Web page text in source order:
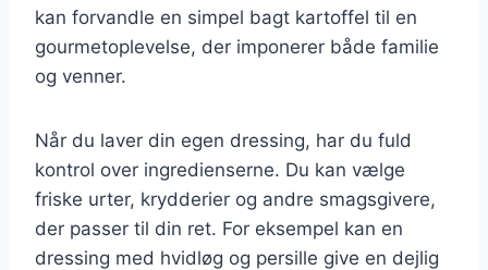
kan forvandle en simpel bagt kartoffel til en
gourmetoplevelse, der imponerer både familie
og venner.
Når du laver din egen dressing, har du fuld
kontrol over ingredienserne. Du kan vælge
friske urter, krydderier og andre smagsgivere,
der passer til din ret. For eksempel kan en
dressing med hvidløg og persille give en dejlig